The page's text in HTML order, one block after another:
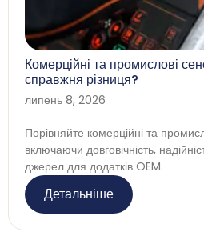
Комерційні та промислові
справжня різниця?
липень 8, 2026
Порівняйте комерційні та
включаючи довговічність,
джерел для додатків OEM.
Детальніше